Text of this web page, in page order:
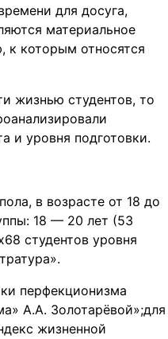
для досуга,
материальное
к которым относятся
жизнью студентов, то
и уровня подготовки.
в возрасте от 18 до
18 — 20 лет (53
студентов уровня
перфекционизма
А.А. Золотарёвой»;для
жизненной